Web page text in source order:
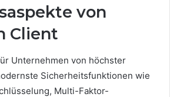
von
Client
Unternehmen von höchster
Sicherheitsfunktionen wie
Multi-Faktor-